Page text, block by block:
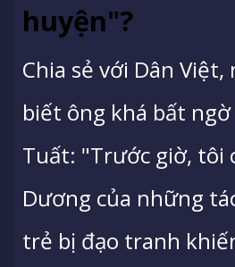
huyện"?
Chia sẻ với Dân
biết ông khá bất
Tuất: "Trước giờ, tôi
Dương của những
trẻ bị đạo tranh